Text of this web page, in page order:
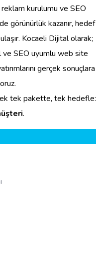
kurulumu ve SEO
görünürlük kazanır, hedef
Kocaeli Dijital olarak;
ve SEO uyumlu web site
gerçek sonuçlara
tek pakette, tek hedefle:
.